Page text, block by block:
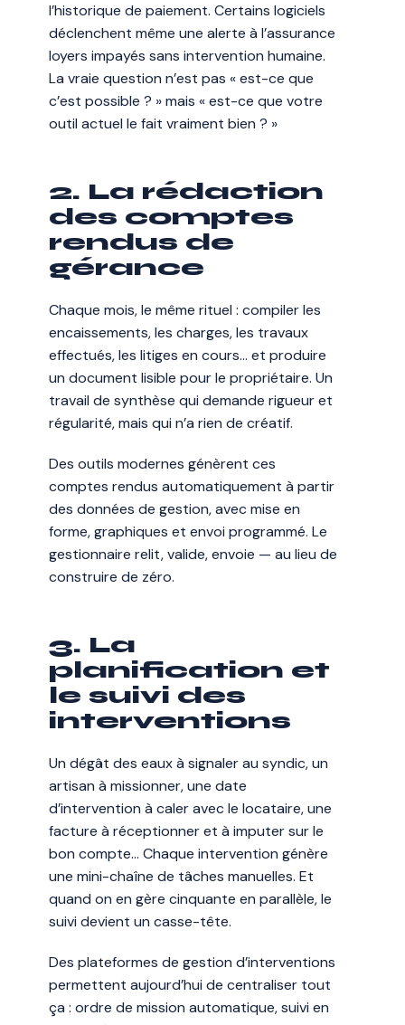
l’historique de paiement. Certains logiciels
déclenchent même une alerte à l’assurance
loyers impayés sans intervention humaine.
La vraie question n’est pas « est-ce que
c’est possible ? » mais « est-ce que votre
outil actuel le fait vraiment bien ? »
2. La rédaction
des comptes
rendus de
gérance
Chaque mois, le même rituel : compiler les
encaissements, les charges, les travaux
effectués, les litiges en cours… et produire
un document lisible pour le propriétaire. Un
travail de synthèse qui demande rigueur et
régularité, mais qui n’a rien de créatif.
Des outils modernes génèrent ces
comptes rendus automatiquement à partir
des données de gestion, avec mise en
forme, graphiques et envoi programmé. Le
gestionnaire relit, valide, envoie — au lieu de
construire de zéro.
3. La
planification et
le suivi des
interventions
Un dégât des eaux à signaler au syndic, un
artisan à missionner, une date
d’intervention à caler avec le locataire, une
facture à réceptionner et à imputer sur le
bon compte… Chaque intervention génère
une mini-chaîne de tâches manuelles. Et
quand on en gère cinquante en parallèle, le
suivi devient un casse-tête.
Des plateformes de gestion d’interventions
permettent aujourd’hui de centraliser tout
ça : ordre de mission automatique, suivi en